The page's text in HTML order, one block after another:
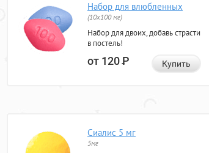
Набор для влюбленных
(10х100 мг)
Набор для двоих, добавь страсти
в постель!
от 120Р Купить
Сиалис 5 мг
5мг